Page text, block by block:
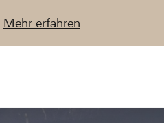
Mehr erfahren